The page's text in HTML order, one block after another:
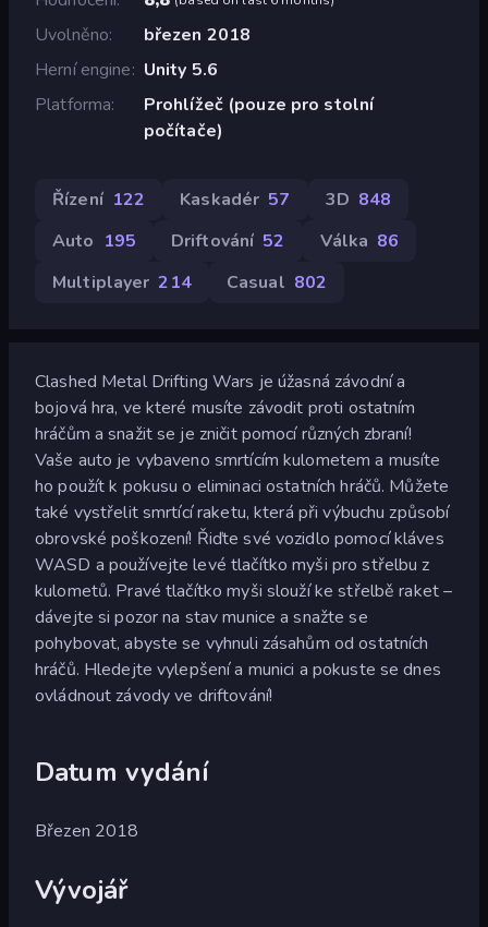
Uvolněno
březen 2018
Herní engine
Unity 5.6
Platforma
Prohlížeč (pouze pro stolní
počítače)
Řízení 122 Kaskadér 57 3D 848
Auto 195 Driftování 52 Válka 86
Multiplayer 214 Casual 802
Clashed Metal Drifting Wars je úžasná závodní a
bojová hra, ve které musíte závodit proti ostatním
hráčům a snažit se je zničit pomocí různých zbraní!
Vaše auto je vybaveno smrtícím kulometem a musíte
ho použít k pokusu o eliminaci ostatních hráčů. Můžete
také vystřelit smrtící raketu, která při výbuchu způsobí
obrovské poškození! Řiďte své vozidlo pomocí kláves
WASD a používejte levé tlačítko myši pro střelbu z
kulometů. Pravé tlačítko myši slouží ke střelbě raket –
dávejte si pozor na stav munice a snažte se
pohybovat, abyste se vyhnuli zásahům od ostatních
hráčů. Hledejte vylepšení a munici a pokuste se dnes
ovládnout závody ve driftování!
Datum vydání
Březen 2018
Vývojář